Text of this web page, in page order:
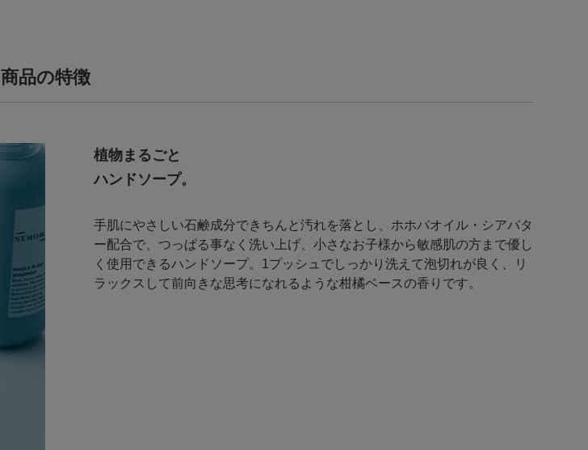
商品の特徴
植物まるごと
ハンドソープ。
手肌にやさしい石鹸成分できちんと汚れを落とし、ホホバオイル・シアバタ
ー配合で、つっぱる事なく洗い上げ、小さなお子様から敏感肌の方まで優し
く使用できるハンドソープ。1プッシュでしっかり洗えて泡切れが良く、リ
ラックスして前向きな思考になれるような柑橘ベースの香りです。